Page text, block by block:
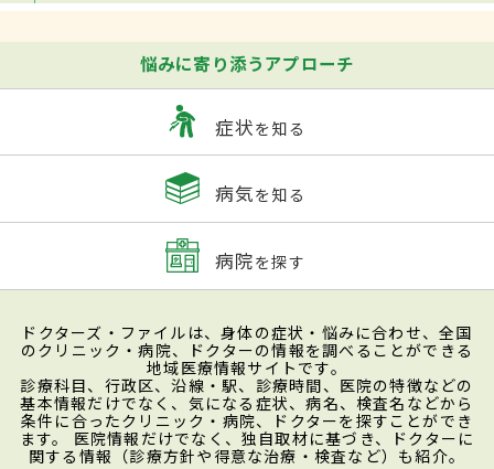
悩みに寄り添うアプローチ
症状を知る
病気を知る
病院を探す
ドクターズ・ファイルは、身体の症状・悩みに合わせ、全国
のクリニック・病院、ドクターの情報を調べることができる
地域医療情報サイトです。
診療科目、行政区、沿線・駅、診療時間、医院の特徴などの
基本情報だけでなく、気になる症状、病名、検査名などから
条件に合ったクリニック・病院、ドクターを探すことができ
ます。 医院情報だけでなく、独自取材に基づき、ドクターに
関する情報（診療方針や得意な治療・検査など）も紹介。